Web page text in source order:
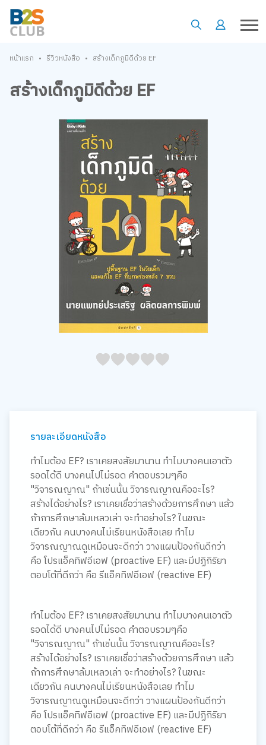
หน้าแรก • รีวิวหนังสือ • สร้างเด็กภูมิดีด้วย EF
สร้างเด็กภูมิดีด้วย EF
45
4
35
3
25
2
15
1
05
รายละเอียดหนังสือ
ทำไมต้อง EF? เราเคยสงสัยมานาน ทำไมบางคนเอาตัว
รอดได้ดี บางคนไปไม่รอด คำตอบรวมๆคือ
"วิจารณญาณ" ถ้าเช่นนั้น วิจารณญาณคืออะไร?
สร้างได้อย่างไร? เราเคยเชื่อว่าสร้างด้วยการศึกษา แล้ว
ถ้าการศึกษาล้มเหลวเล่า จะทำอย่างไร? ในขณะ
เดียวกัน คนบางคนไม่เรียนหนังสือเลย ทำไม
วิจารณญาณดูเหมือนจะดีกว่า วางแผนป้องกันดีกว่า
คือ โปรแอ็คทิฟอีเอฟ (proactive EF) และมีปฏิกิริยา
ตอบโต้ที่ดีกว่า คือ รีแอ็คทิฟอีเอฟ (reactive EF)
ทำไมต้อง EF? เราเคยสงสัยมานาน ทำไมบางคนเอาตัว
รอดได้ดี บางคนไปไม่รอด คำตอบรวมๆคือ
"วิจารณญาณ" ถ้าเช่นนั้น วิจารณญาณคืออะไร?
สร้างได้อย่างไร? เราเคยเชื่อว่าสร้างด้วยการศึกษา แล้ว
ถ้าการศึกษาล้มเหลวเล่า จะทำอย่างไร? ในขณะ
เดียวกัน คนบางคนไม่เรียนหนังสือเลย ทำไม
วิจารณญาณดูเหมือนจะดีกว่า วางแผนป้องกันดีกว่า
คือ โปรแอ็คทิฟอีเอฟ (proactive EF) และมีปฏิกิริยา
ตอบโต้ที่ดีกว่า คือ รีแอ็คทิฟอีเอฟ (reactive EF)